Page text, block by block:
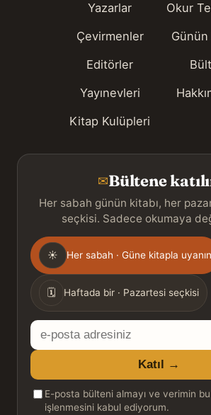
Yazarlar
Çevirmenler
Editörler
Yayınevleri
Kitap Kulüpleri
Okur
Günün
✉Bültene
Her sabah günün kitabı, her
seçkisi. Sadece okumaya
Gönderim
sıklığı
☀ Her sabah · Güne kitapla uyanın
🗓 Haftada bir · Pazartesi seçkisi
E-
posta
adresiniz
Katıl →
E-posta bülteni almayı ve verimin
işlenmesini kabul ediyorum.